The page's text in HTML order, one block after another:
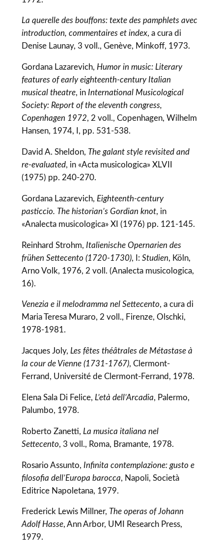
La querelle des bouffons: texte des pamphlets avec
introduction, commentaires et index, a cura di
Denise Launay, 3 voll., Genève, Minkoff, 1973.
Gordana Lazarevich, Humor in music: Literary
features of early eighteenth-century Italian
musical theatre, in International Musicological
Society: Report of the eleventh congress,
Copenhagen 1972, 2 voll., Copenhagen, Wilhelm
Hansen, 1974, I, pp. 531-538.
David A. Sheldon, The galant style revisited and
re-evaluated, in «Acta musicologica» XLVII
(1975) pp. 240-270.
Gordana Lazarevich, Eighteenth-century
pasticcio. The historian’s Gordian knot, in
«Analecta musicologica» XI (1976) pp. 121-145.
Reinhard Strohm, Italienische Opernarien des
frühen Settecento (1720-1730), I: Studien, Köln,
Arno Volk, 1976, 2 voll. (Analecta musicologica,
16).
Venezia e il melodramma nel Settecento, a cura di
Maria Teresa Muraro, 2 voll., Firenze, Olschki,
1978-1981.
Jacques Joly, Les fêtes théâtrales de Métastase à
la cour de Vienne (1731-1767), Clermont-
Ferrand, Université de Clermont-Ferrand, 1978.
Elena Sala Di Felice, L’età dell’Arcadia, Palermo,
Palumbo, 1978.
Roberto Zanetti, La musica italiana nel
Settecento, 3 voll., Roma, Bramante, 1978.
Rosario Assunto, Infinita contemplazione: gusto e
filosofia dell’Europa barocca, Napoli, Società
Editrice Napoletana, 1979.
Frederick Lewis Millner, The operas of Johann
Adolf Hasse, Ann Arbor, UMI Research Press,
1979.